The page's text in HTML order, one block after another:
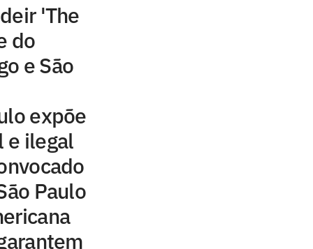
'The
do
e São
expõe
e ilegal
Paulo